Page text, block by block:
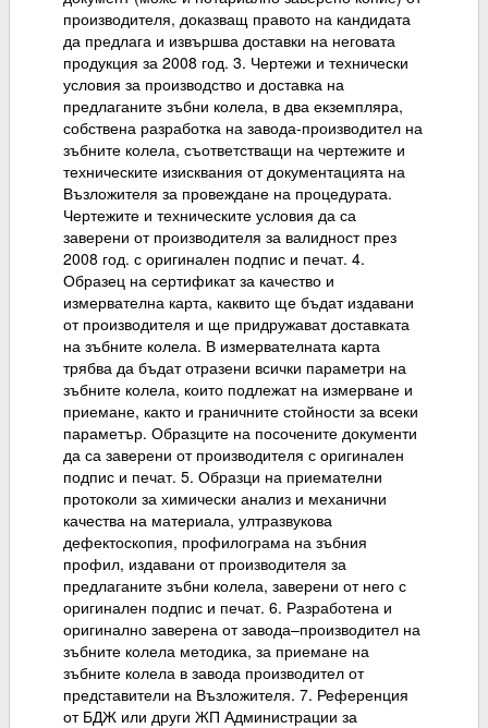
производителя, доказващ правото на кандидата
да предлага и извършва доставки на неговата
продукция за 2008 год. 3. Чертежи и технически
условия за производство и доставка на
предлаганите зъбни колела, в два екземпляра,
собствена разработка на завода-производител на
зъбните колела, съответстващи на чертежите и
техническите изисквания от документацията на
Възложителя за провеждане на процедурата.
Чертежите и техническите условия да са
заверени от производителя за валидност през
2008 год. с оригинален подпис и печат. 4.
Образец на сертификат за качество и
измервателна карта, каквито ще бъдат издавани
от производителя и ще придружават доставката
на зъбните колела. В измервателната карта
трябва да бъдат отразени всички параметри на
зъбните колела, които подлежат на измерване и
приемане, както и граничните стойности за всеки
параметър. Образците на посочените документи
да са заверени от производителя с оригинален
подпис и печат. 5. Образци на приемателни
протоколи за химически анализ и механични
качества на материала, ултразвукова
дефектоскопия, профилограма на зъбния
профил, издавани от производителя за
предлаганите зъбни колела, заверени от него с
оригинален подпис и печат. 6. Разработена и
оригинално заверена от завода–производител на
зъбните колела методика, за приемане на
зъбните колела в завода производител от
представители на Възложителя. 7. Референция
от БДЖ или други ЖП Администрации за